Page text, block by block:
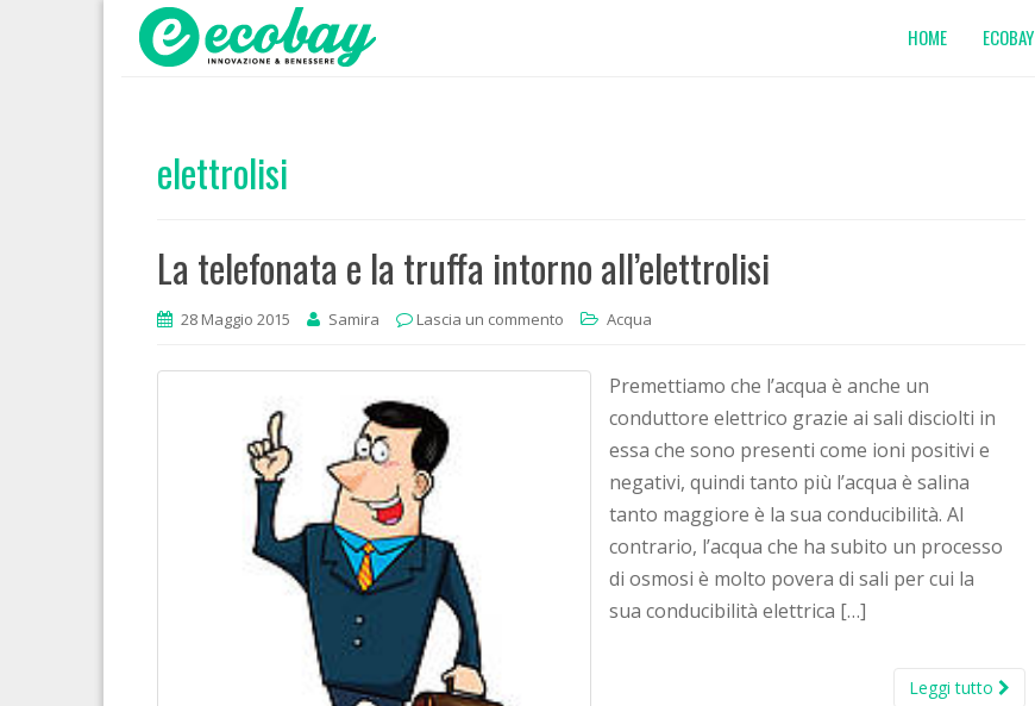
HOME ECOBAY
elettrolisi
La telefonata e la truffa intorno all’elettrolisi
28 Maggio 2015 Samira Lascia un commento Acqua
Premettiamo che l’acqua è anche un
conduttore elettrico grazie ai sali disciolti in
essa che sono presenti come ioni positivi e
negativi, quindi tanto più l’acqua è salina
tanto maggiore è la sua conducibilità. Al
contrario, l’acqua che ha subito un processo
di osmosi è molto povera di sali per cui la
sua conducibilità elettrica […]
Leggi tutto